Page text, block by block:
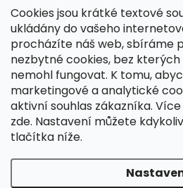
Cookies jsou krátké textové
ukládány do vašeho
procházíte náš web, sbíráme
nezbytné cookies, bez
nemohl fungovat. K tomu,
marketingové a analytické
aktivní souhlas zákazníka.
zde. Nastavení můžete
tlačítka níže.
KONTAKT
dotazy@spongr.cz
+420 776 663 962
https://www.facebook.com/
spongr.cz